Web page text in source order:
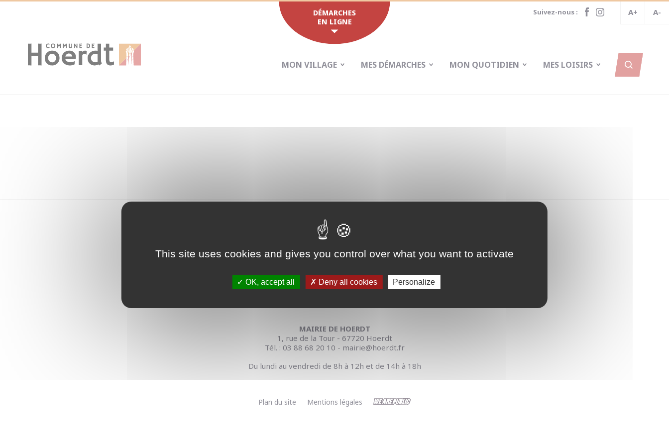
DÉMARCHES
EN LIGNE
Suivez-nous : A+ A-
MON VILLAGE MES DÉMARCHES MON QUOTIDIEN MES LOISIRS
MAIRIE DE HOERDT
1, rue de la Tour - 67720 Hoerdt
Tél. : 03 88 68 20 10 - mairie@hoerdt.fr
Du lundi au vendredi de 8h à 12h et de 14h à 18h
Plan du site Mentions légales
This site uses cookies and gives you control over what you want to activate
OK, accept all Deny all cookies Personalize